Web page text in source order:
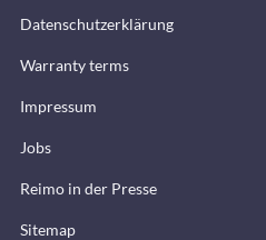
Datenschutzerklärung
Warranty terms
Impressum
Jobs
Reimo in der Presse
Sitemap